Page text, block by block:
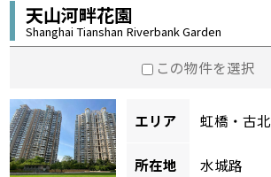
天山河畔花園
Shanghai Tianshan Riverbank Garden
この物件を選択
エリア 虹橋・古北
所在地 水城路